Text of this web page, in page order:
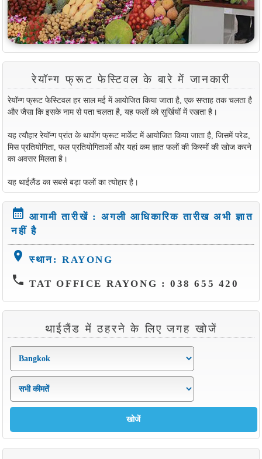
रेयॉन्ग फ्रूट फेस्टिवल के बारे में जानकारी
रेयॉन्ग फ्रूट फेस्टिवल हर साल मई में आयोजित किया जाता है, एक सप्ताह तक चलता है
और जैसा कि इसके नाम से पता चलता है, यह फलों को सुर्खियों में रखता है।
यह त्यौहार रेयॉन्ग प्रांत के थापोंग फ्रूट मार्केट में आयोजित किया जाता है, जिसमें परेड,
मिस प्रतियोगिता, फल प्रतियोगिताओं और यहां कम ज्ञात फलों की किस्मों की खोज करने
का अवसर मिलता है।
यह थाईलैंड का सबसे बड़ा फलों का त्योहार है।
calendar_month आगामी तारीखें : अगली आधिकारिक तारीख अभी ज्ञात
नहीं है
location_on स्थान: RAYONG
phone TAT OFFICE RAYONG : 038 655 420
थाईलैंड में ठहरने के लिए जगह खोजें